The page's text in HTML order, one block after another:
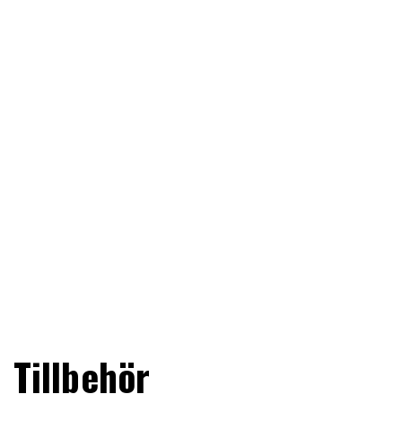
Tillbehör